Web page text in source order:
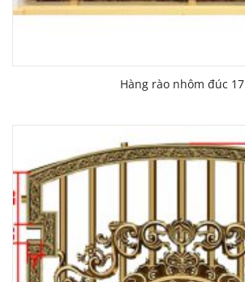
Hàng rào nhôm đúc 17